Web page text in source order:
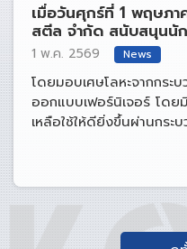
เมื่อวันศุกร์ที่ 1 พฤษภ
สตีล จำกัด สนับสนุนนั
สถาปัตยกรรมภายใน ม
1 พ.ค. 2569 News
โดยมอบเศษโลหะจากกระ
ออกแบบเฟอร์นิเจอร์ โด
เหลือใช้ให้ดียิ่งขึ้นผ่านกระ